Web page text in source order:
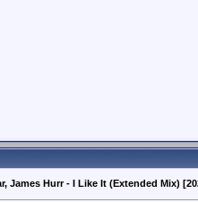
James Hurr - I Like It (Extended Mix)